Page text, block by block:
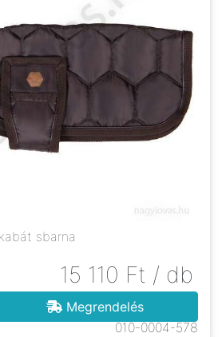
sbarna
15 110 Ft / db
Megrendelés
010-0004-578